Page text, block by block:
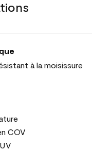
à la moisissure
COV